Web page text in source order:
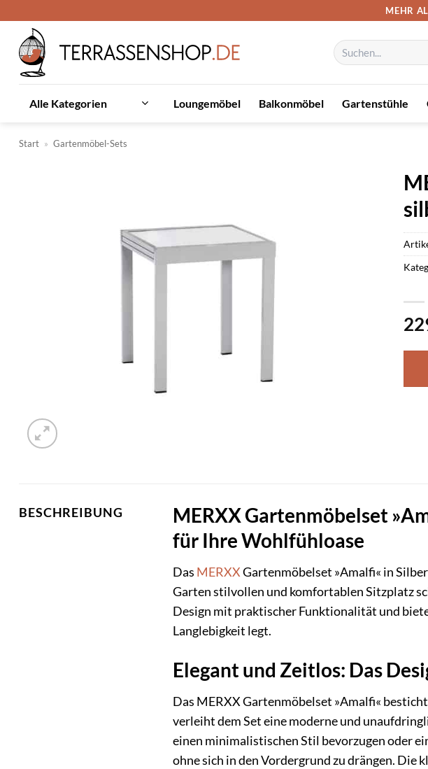
Inhalt
springen
MEHR
Suchen
nach:
Alle Kategorien Loungemöbel Balkonmöbel Gartenstühle
Start » Gartenmöbel-Sets
BESCHREIBUNG
MERXX Gartenmöbelset
für Ihre Wohlfühloase
Das MERXXGartenmöbelset »Amalfi« in
Garten stilvollen und komfortablen Sitzplatz
Design mit praktischer Funktionalität und
Langlebigkeit legt.
Elegant und Zeitlos: Das
Das MERXX Gartenmöbelset »Amalfi«
verleiht dem Set eine moderne und
einen minimalistischen Stil bevorzugen oder
ohne sich in den Vordergrund zu drängen. Die